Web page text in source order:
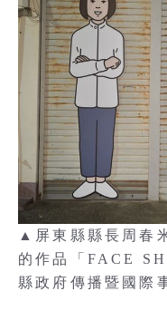
▲屏東縣縣長周春
的作品「FACE
縣政府傳播暨國際